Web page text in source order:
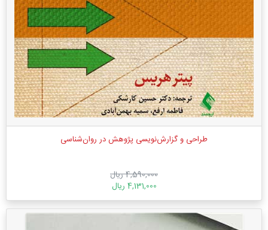
طراحی و گزارش‌نویسی پژوهش در روان‌شناسی
4,590,000 ریال
4,131,000 ریال